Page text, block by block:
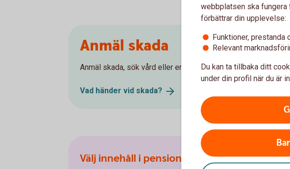
Anmäl skada
Anmäl skada, sök vård eller ersättning. Här hittar du
Vad händer vid skada?
Välj innehåll i pensionsplanen
webbplatsen ska fungera
förbättrar din upplevelse:
Funktioner, prestanda
Relevant
Du kan ta tillbaka ditt
under din profil när du är